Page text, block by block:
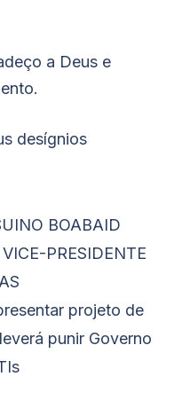
a Deus e
desígnios
BOABAID
PRESIDENTE
projeto de
punir Governo